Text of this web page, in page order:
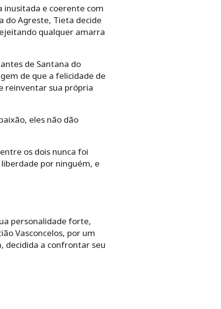
e coerente com
do Agreste, Tieta decide
qualquer amarra
de Santana do
de que a felicidade de
reinventar sua própria
eles não dão
os dois nunca foi
por ninguém, e
personalidade forte,
Vasconcelos, por um
decidida a confrontar seu